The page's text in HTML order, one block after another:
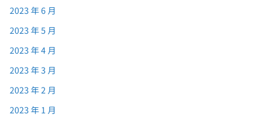
2023 年 6 月
2023 年 5 月
2023 年 4 月
2023 年 3 月
2023 年 2 月
2023 年 1 月